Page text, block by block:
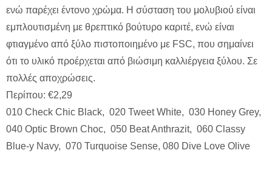
ενώ παρέχει έντονο χρώμα. Η σύσταση του μολυβιού είναι
εμπλουτισμένη με θρεπτικό βούτυρο καριτέ, ενώ είναι
φτιαγμένο από ξύλο πιστοποιημένο με FSC, που σημαίνει
ότι το υλικό προέρχεται από βιώσιμη καλλιέργεια ξύλου. Σε
πολλές αποχρώσεις.
Περίπου: €2,29
010 Check Chic Black, 020 Tweet White, 030 Honey Grey,
040 Optic Brown Choc, 050 Beat Anthrazit, 060 Classy
Blue-y Navy, 070 Turquoise Sense, 080 Dive Love Olive